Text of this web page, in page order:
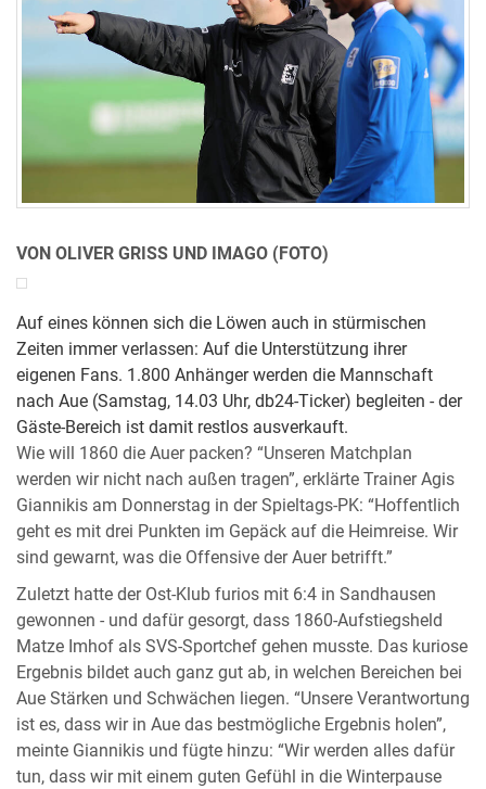
VON OLIVER GRISS UND IMAGO (FOTO)
Auf eines können sich die Löwen auch in stürmischen
Zeiten immer verlassen: Auf die Unterstützung ihrer
eigenen Fans. 1.800 Anhänger werden die Mannschaft
nach Aue (Samstag, 14.03 Uhr, db24-Ticker) begleiten - der
Gäste-Bereich ist damit restlos ausverkauft.
Wie will 1860 die Auer packen? “Unseren Matchplan
werden wir nicht nach außen tragen”, erklärte Trainer Agis
Giannikis am Donnerstag in der Spieltags-PK: “Hoffentlich
geht es mit drei Punkten im Gepäck auf die Heimreise. Wir
sind gewarnt, was die Offensive der Auer betrifft.”
Zuletzt hatte der Ost-Klub furios mit 6:4 in Sandhausen
gewonnen - und dafür gesorgt, dass 1860-Aufstiegsheld
Matze Imhof als SVS-Sportchef gehen musste. Das kuriose
Ergebnis bildet auch ganz gut ab, in welchen Bereichen bei
Aue Stärken und Schwächen liegen. “Unsere Verantwortung
ist es, dass wir in Aue das bestmögliche Ergebnis holen”,
meinte Giannikis und fügte hinzu: “Wir werden alles dafür
tun, dass wir mit einem guten Gefühl in die Winterpause